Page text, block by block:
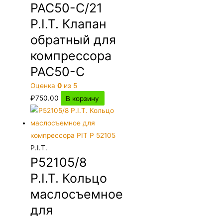
PAC50-C/21
P.I.T. Клапан
обратный для
компрессора
PAC50-C
Оценка0 из 5
₽750.00 В корзину
P.I.T.
P52105/8
P.I.T. Кольцо
маслосъемное
для